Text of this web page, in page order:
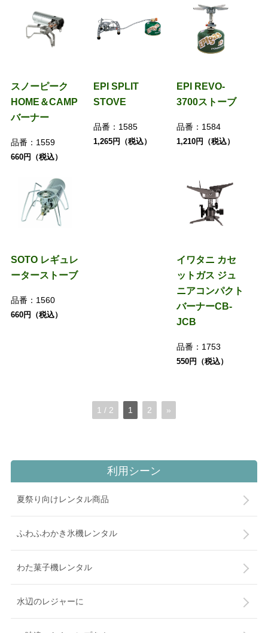
スノーピーク
HOME＆CAMP
バーナー
品番： 1559
660円（税込）
EPI SPLIT
STOVE
品番： 1585
1,265円（税込）
EPI REVO-
3700ストーブ
品番： 1584
1,210円（税込）
SOTO レギュレ
ーターストーブ
品番： 1560
660円（税込）
イワタニ カセ
ットガス ジュ
ニアコンパクト
バーナーCB-
JCB
品番： 1753
550円（税込）
1 / 2 1 2 »
利用シーン
夏祭り向けレンタル商品
ふわふわかき氷機レンタル
わた菓子機レンタル
水辺のレジャーに